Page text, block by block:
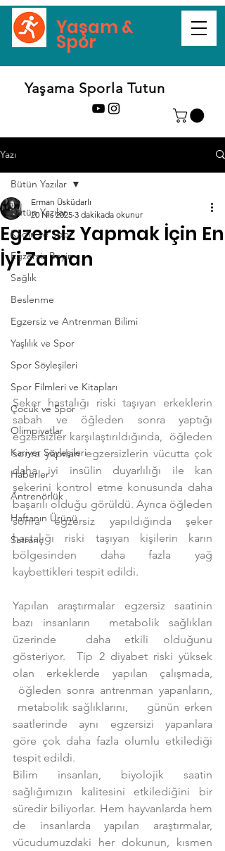
Yaşam &
Spor
Yaşama Sporla Tutun
Yazı
Bütün Yazılar
Kadın ve Spor
Egzersiz Beyin
Sağlık
Beslenme
Egzersiz ve Antrenman Bilimi
Yaşlılık ve Spor
Spor Söyleşileri
Spor Filmleri ve Kitapları
Çocuk ve Spor
Olimpiyatlar
Kariyer Söyleşileri
Haberler
Antrenörlük
Haftanın Ürünü
Satranç
Bütün Yazılar
Egzersiz Yapmak İçin En
İyi Zaman
Erman Üsküdarlı
20 Nis 2025 3 dakikada okunur
Şeker hastalığı riski taşıyan erkeklerin
sabah ve öğleden sonra yaptığı
egzersizler karşılaştırıldığında,  öğleden
sonra yapılan egzersizlerin vücutta çok
daha iyi insülin duyarlılığı ile kan
şekerini kontrol etme konusunda daha
başarılı olduğu görüldü. Ayrıca öğleden
sonra egzersiz yapıldığında şeker
hastalığı riski taşıyan kişilerin karın
bölgesinden daha fazla yağ
kaybettikleri tespit edildi.
Yapılan araştırmalar egzersiz saatinin
bazı insanların  metabolik sağlıkları
üzerinde  daha etkili olduğunu
gösteriyor.  Tip 2 diyabet riski yüksek
olan erkeklerde yapılan çalışmada,
öğleden sonra antrenman yapanların,
metabolik sağlıklarını,    günün erken
saatlerinde aynı egzersizi yapanlara
göre çok daha fazla olumlu etkilediği
tespit edildi.
Bilim insanları, biyolojik saatin
sağlığımızın kalitesini etkilediğini bir
süredir biliyorlar. Hem hayvanlarda hem
de insanlarda yapılan araştırmalar,
vücudumuzdaki her dokunun, kısmen